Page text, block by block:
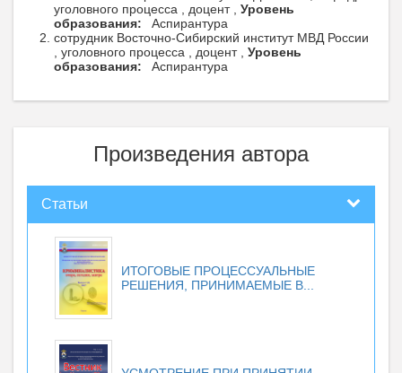
уголовного процесса , доцент , Уровень
образования:
Аспирантура
сотрудник Восточно-Сибирский институт МВД России
, уголовного процесса , доцент , Уровень
образования:
Аспирантура
Произведения автора
Статьи
ИТОГОВЫЕ ПРОЦЕССУАЛЬНЫЕ
РЕШЕНИЯ, ПРИНИМАЕМЫЕ В...